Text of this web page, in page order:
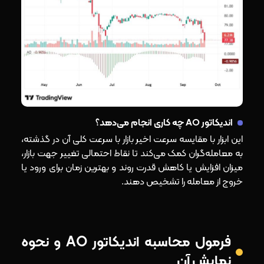
اندیکاتور AO چه کاری انجام می‌دهد؟
این ابزار با مقایسه سرعت اخیر بازار با سرعت کلی آن در گذشته،
به معامله‌گران کمک می‌کند تا نقاط احتمالی تغییر جهت بازار،
میزان افزایش یا کاهش قدرت روند و بهترین زمان برای ورود یا
خروج از معامله را تشخیص دهند.
فرمول محاسبه اندیکاتور AO و نحوه